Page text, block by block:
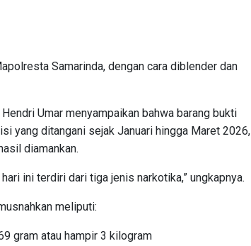
Samarinda, dengan cara diblender dan
Umar menyampaikan bahwa barang bukti
yang ditangani sejak Januari hingga Maret 2026,
diamankan.
ini terdiri dari tiga jenis narkotika,” ungkapnya.
meliputi:
gram atau hampir 3 kilogram